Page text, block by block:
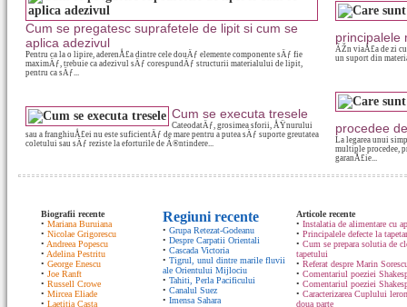
Cum se pregatesc suprafetele de lipit si cum se
aplica adezivul
Pentru ca la o lipire, aderenÅ£a dintre cele douÄƒ elemente componente sÄƒ fie
maximÄƒ, trebuie ca adezivul sÄƒ corespundÄƒ structurii materialului de lipit,
pentru ca sÄƒ...
principalele
ÃŽn viaÅ£a de zi
un suport din
Cum se executa tresele
CateodatÄƒ, grosimea sforii, ÅŸnurului
sau a franghiuÅ£ei nu este suficientÄƒ de mare pentru a putea sÄƒ suporte greutatea
coletului sau sÄƒ reziste la eforturile de Ã®ntindere...
procedee
La legarea unui
multiple procedee,
garanÅ£ie...
Biografii recente
• Mariana Buruiana
• Nicolae Grigorescu
• Andreea Popescu
• Adelina Pestritu
• George Enescu
• Joe Ranft
• Russell Crowe
• Mircea Eliade
• Laetitia Casta
Regiuni recente
• Grupa Retezat-Godeanu
• Despre Carpatii Orientali
• Cascada Victoria
• Tigrul, unul dintre marile fluvii
ale Orientului Mijlociu
• Tahiti, Perla Pacificului
• Canalul Suez
• Imensa Sahara
Articole recente
• Instalatia de alimentare cu
• Principalele defecte la
• Cum se prepara solutia de
tapetului
• Referat despre Marin
• Comentariul poeziei
• Comentariul poeziei
• Caracterizarea Cuplului
doua parte